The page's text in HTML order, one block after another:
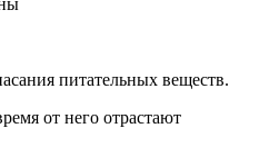
питательных веществ.
от него отрастают